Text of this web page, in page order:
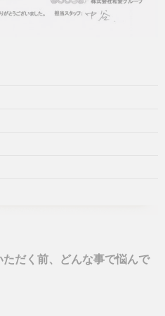
だく前、どんな事で悩んで